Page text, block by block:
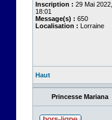
Inscription : 29 Mai 2022,
18:01
Message(s) : 650
Localisation : Lorraine
Haut
Princesse Mariana